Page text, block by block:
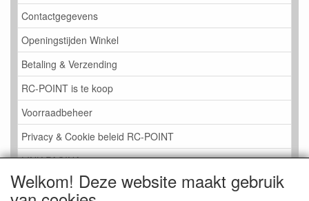
Contactgegevens
Openingstijden Winkel
Betaling & Verzending
RC-POINT is te koop
Voorraadbeheer
Privacy & Cookie beleid RC-POINT
LINK PAGINA
Gastenboek RC-POINT
Welkom! Deze website maakt gebruik